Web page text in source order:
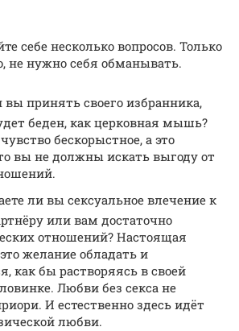
себе несколько вопросов. Только
не нужно себя обманывать.
вы принять своего избранника,
беден, как церковная мышь?
бескорыстное, а это
вы не должны искать выгоду от
ли вы сексуальное влечение к
или вам достаточно
отношений? Настоящая
желание обладать и
как бы растворяясь в своей
Любви без секса не
И естественно здесь идёт
любви.